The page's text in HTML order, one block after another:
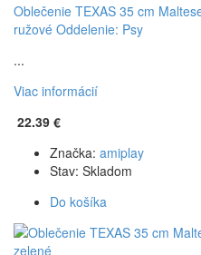
Oblečenie TEXAS 35 cm
ružové Oddelenie: Psy
...
Viac informácií
22.39 €
Značka: amiplay
Stav: Skladom
Do košíka